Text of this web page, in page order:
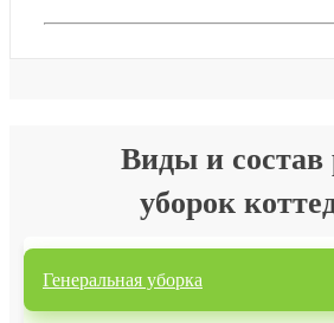
Виды и состав
уборок
Генеральная уборка